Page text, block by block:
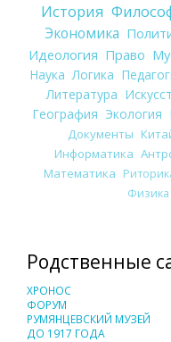
История
Экономика
Идеология Право
Наука Логика
Литература
География Экология
Документы
Информатика
Математика
Физика
Родственные
ХРОНОС
ФОРУМ
РУМЯНЦЕВСКИЙ МУЗЕЙ
ДО 1917 ГОДА